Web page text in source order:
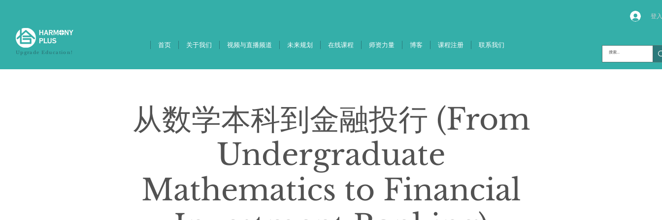
登入
首页 关于我们 视频与直播频道 未来规划 在线课程 师资力量 博客 课程注册 联系我们
Upgrade Education!
从数学本科到金融投行 (From
Undergraduate
Mathematics to Financial